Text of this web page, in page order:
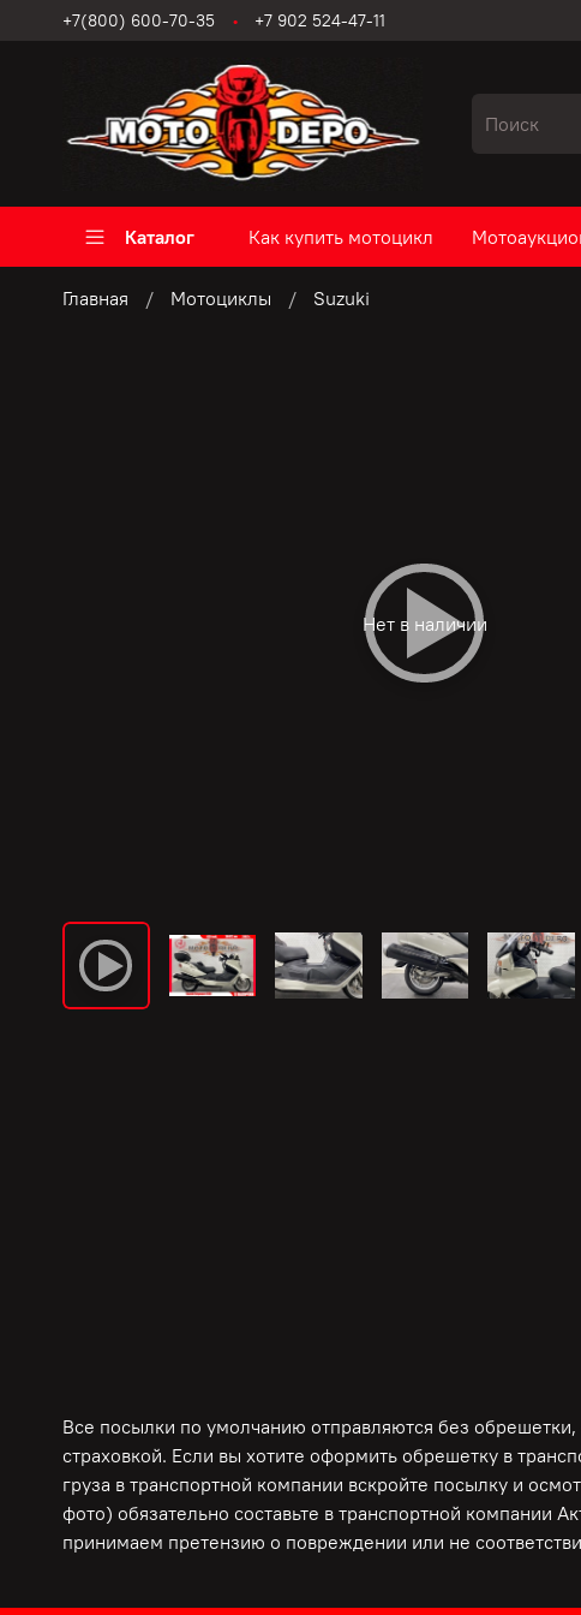
+7(800) 600-70-35 +7 902 524-47-11
Каталог Как купить мотоцикл
Главная Мотоциклы Suzuki
Нет в наличии
Все посылки по умолчанию отправляются без
страховкой. Если вы хотите оформить обрешетку в
груза в транспортной компании вскройте посылку и
фото) обязательно составьте в транспортной компании
принимаем претензию о повреждении или не